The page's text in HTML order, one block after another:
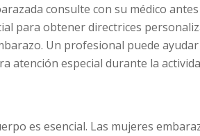
consulte con su médico
para obtener directrices
Un profesional puede
atención especial durante la
es esencial. Las mujeres